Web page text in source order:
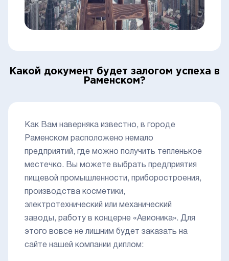
Какой документ будет залогом успеха в
Раменском?
Как Вам наверняка известно, в городе
Раменском расположено немало
предприятий, где можно получить тепленькое
местечко. Вы можете выбрать предприятия
пищевой промышленности, приборостроения,
производства косметики,
электротехнический или механический
заводы, работу в концерне «Авионика». Для
этого вовсе не лишним будет заказать на
сайте нашей компании диплом: